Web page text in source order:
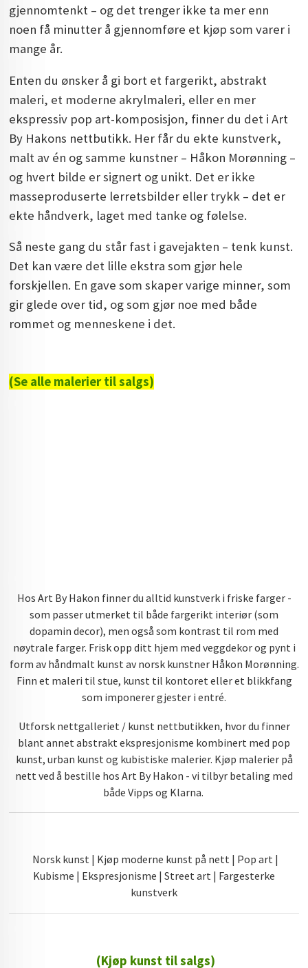
gjennomtenkt – og det trenger ikke ta mer enn
noen få minutter å gjennomføre et kjøp som varer i
mange år.
Enten du ønsker å gi bort et fargerikt, abstrakt
maleri, et moderne akrylmaleri, eller en mer
ekspressiv pop art-komposisjon, finner du det i Art
By Hakons nettbutikk. Her får du ekte kunstverk,
malt av én og samme kunstner – Håkon Morønning –
og hvert bilde er signert og unikt. Det er ikke
masseproduserte lerretsbilder eller trykk – det er
ekte håndverk, laget med tanke og følelse.
Så neste gang du står fast i gavejakten – tenk kunst.
Det kan være det lille ekstra som gjør hele
forskjellen. En gave som skaper varige minner, som
gir glede over tid, og som gjør noe med både
rommet og menneskene i det.
(Se alle malerier til salgs)
Hos Art By Hakon finner du alltid kunstverk i friske farger -
som passer utmerket til både fargerikt interiør (som
dopamin decor), men også som kontrast til rom med
nøytrale farger. Frisk opp ditt hjem med veggdekor og pynt i
form av håndmalt kunst av norsk kunstner Håkon Morønning.
Finn et maleri til stue, kunst til kontoret eller et blikkfang
som imponerer gjester i entré.
Utforsk nettgalleriet / kunst nettbutikken, hvor du finner
blant annet abstrakt ekspresjonisme kombinert med pop
kunst, urban kunst og kubistiske malerier. Kjøp malerier på
nett ved å bestille hos Art By Hakon - vi tilbyr betaling med
både Vipps og Klarna.
Norsk kunst | Kjøp moderne kunst på nett | Pop art |
Kubisme | Ekspresjonisme | Street art | Fargesterke
kunstverk
(Kjøp kunst til salgs)